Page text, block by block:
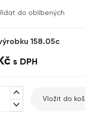
do oblíbených
158.05c
s DPH
expand_less
expand_more
Vložit do